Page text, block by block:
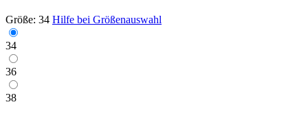
Größe: 34 Hilfe bei Größenauswahl
34
36
38